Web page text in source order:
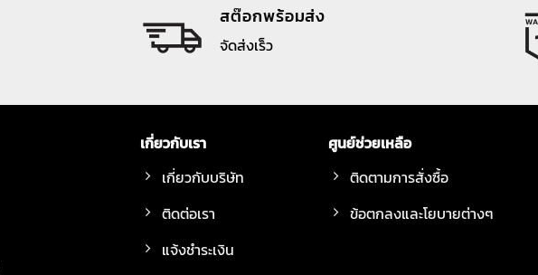
สต๊อกพร้อมส่ง
จัดส่งเร็ว
เกี่ยวกับเรา
เกี่ยวกับบริษัท
ติดต่อเรา
แจ้งชำระเงิน
ศูนย์ช่วยเหลือ
ติดตามการสั่งซื้อ
ข้อตกลงและโยบายต่างๆ